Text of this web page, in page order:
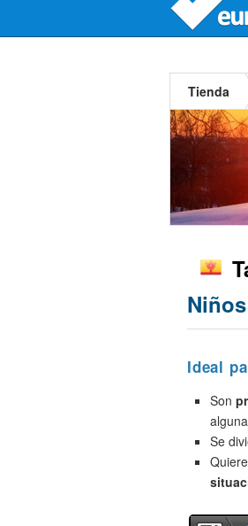
Tienda
Niños
Ideal
Son
Se